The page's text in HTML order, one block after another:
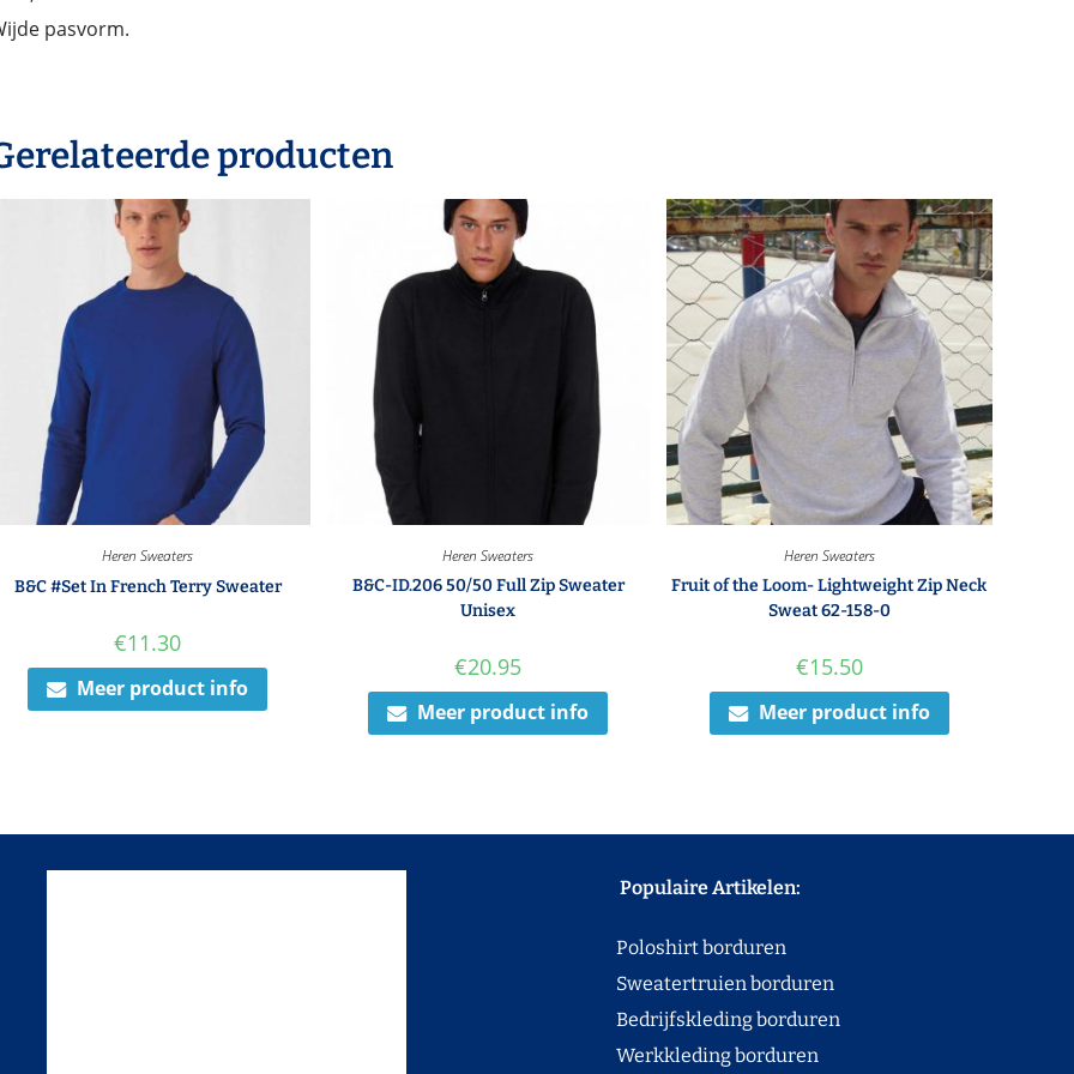
pasvorm.
producten
Heren Sweaters
B&C #Set In French Terry Sweater
€11.30
Meer product info
Heren Sweaters
B&C-ID.206 50/50 Full Zip Sweater
Unisex
€20.95
Meer product info
Heren Sweaters
Fruit of the Loom- Lightweight Zip Neck
Sweat 62-158-0
€15.50
Meer product info
Populaire Artikelen:
Poloshirt borduren
Sweatertruien borduren
Bedrijfskleding borduren
Werkkleding borduren